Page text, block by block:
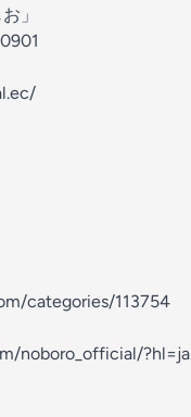
」
categories/113754
noboro_official/?hl=ja